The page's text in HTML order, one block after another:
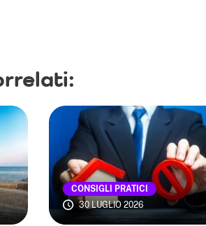
CONSIGLI PRATICI
30 LUGLIO 2026